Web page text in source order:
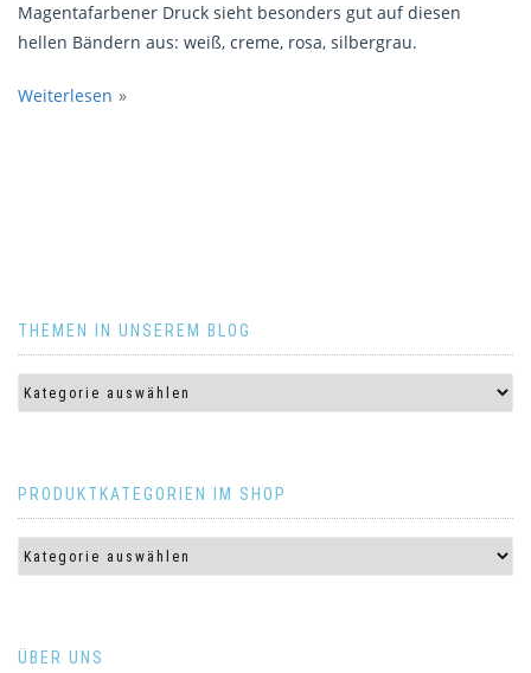
Magentafarbener Druck sieht besonders gut auf diesen
hellen Bändern aus: weiß, creme, rosa, silbergrau.
Weiterlesen
THEMEN IN UNSEREM BLOG
PRODUKTKATEGORIEN IM SHOP
ÜBER UNS